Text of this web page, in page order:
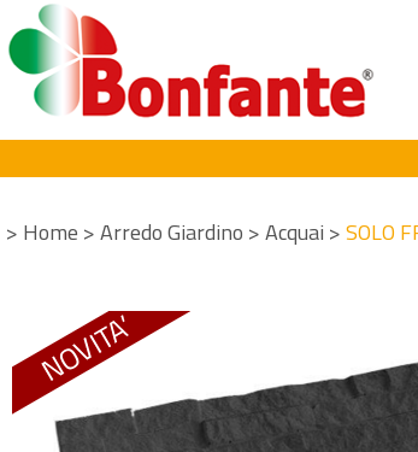
> Home >Arredo Giardino >Acquai >SOLO